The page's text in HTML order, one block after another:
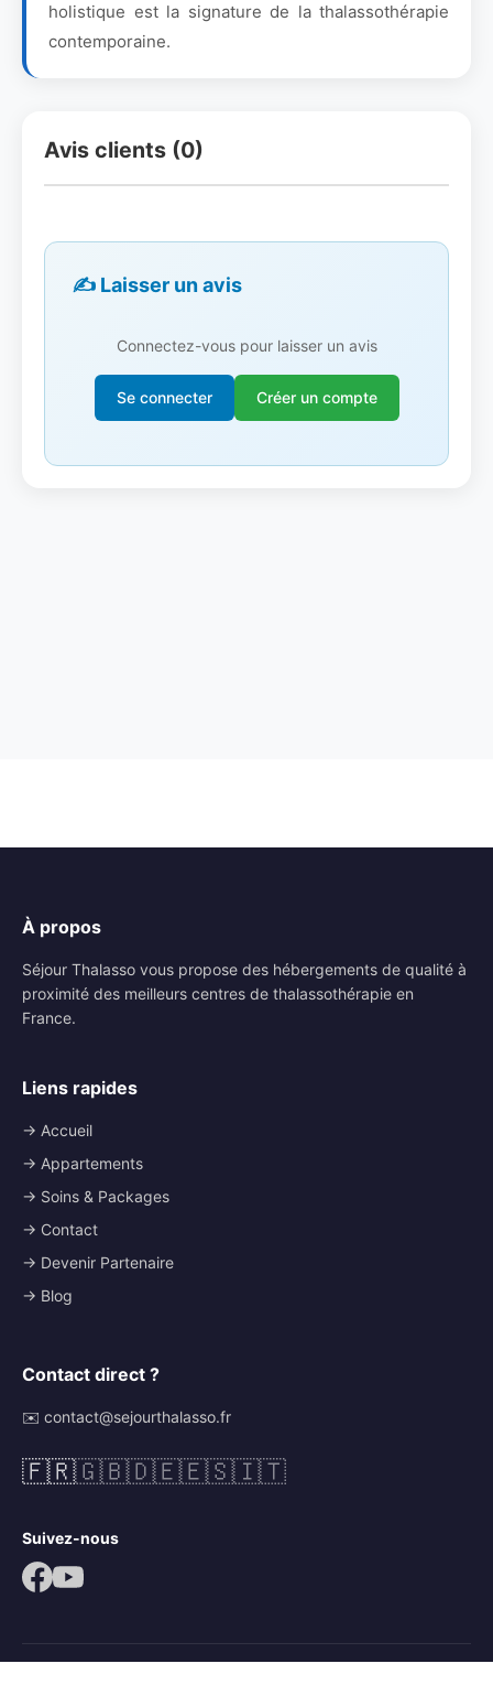
holistique est la signature de la thalassothérapie
contemporaine.
Avis clients (0)
✍️ Laisser un avis
Connectez-vous pour laisser un avis
Se connecter Créer un compte
À propos
Séjour Thalasso vous propose des hébergements de qualité à
proximité des meilleurs centres de thalassothérapie en
France.
Liens rapides
→ Accueil
→ Appartements
→ Soins & Packages
→ Contact
→ Devenir Partenaire
→ Blog
Contact direct ?
✉️ contact@sejourthalasso.fr
🇫🇷🇬🇧🇩🇪🇪🇸🇮🇹
Suivez-nous